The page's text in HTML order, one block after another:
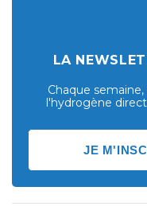
LA
Chaque
l'hydrogène
JE